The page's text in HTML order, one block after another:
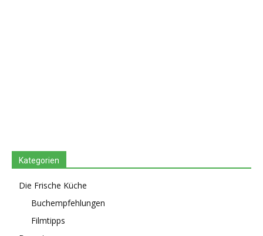
Kategorien
Die Frische Küche
Buchempfehlungen
Filmtipps